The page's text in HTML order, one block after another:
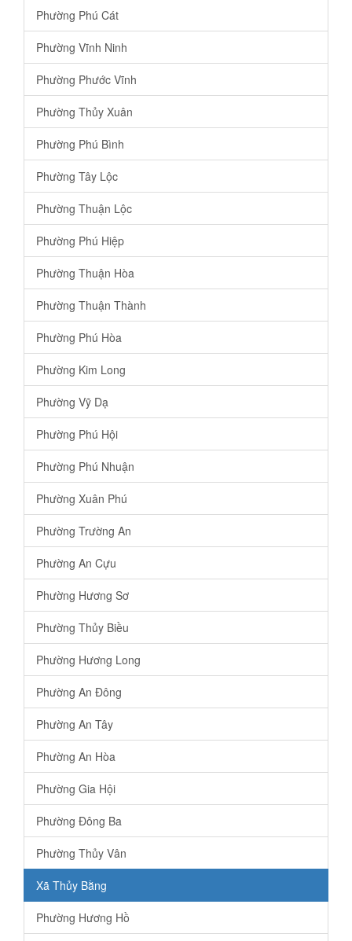
Phường Phú Cát
Phường Vĩnh Ninh
Phường Phước Vĩnh
Phường Thủy Xuân
Phường Phú Bình
Phường Tây Lộc
Phường Thuận Lộc
Phường Phú Hiệp
Phường Thuận Hòa
Phường Thuận Thành
Phường Phú Hòa
Phường Kim Long
Phường Vỹ Dạ
Phường Phú Hội
Phường Phú Nhuận
Phường Xuân Phú
Phường Trường An
Phường An Cựu
Phường Hương Sơ
Phường Thủy Biều
Phường Hương Long
Phường An Đông
Phường An Tây
Phường An Hòa
Phường Gia Hội
Phường Đông Ba
Phường Thủy Vân
Xã Thủy Bằng
Phường Hương Hồ